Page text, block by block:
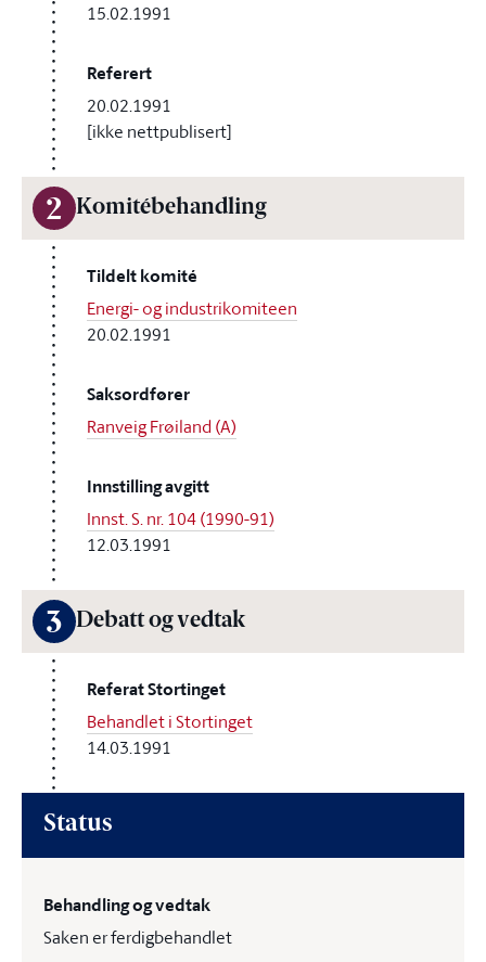
15.02.1991
Referert
20.02.1991
[ikke nettpublisert]
2 Komitébehandling
Tildelt komité
Energi- og industrikomiteen
20.02.1991
Saksordfører
Ranveig Frøiland (A)
Innstilling avgitt
Innst. S. nr. 104 (1990-91)
12.03.1991
3 Debatt og vedtak
Referat Stortinget
Behandlet i Stortinget
14.03.1991
Status
Behandling og vedtak
Saken er ferdigbehandlet